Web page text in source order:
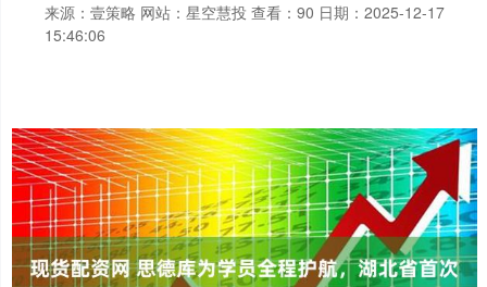
来源：壹策略 网站：星空慧投 查看：90 日期：2025-12-17
15:46:06